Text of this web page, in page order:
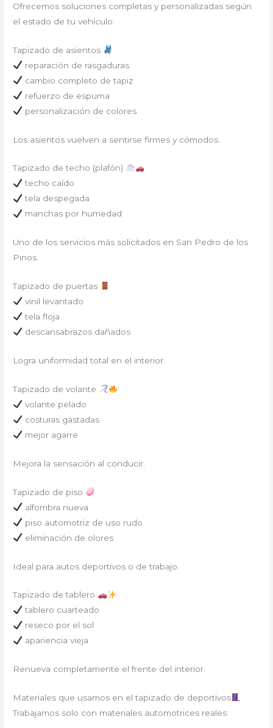
Ofrecemos soluciones completas y personalizadas según
el estado de tu vehículo.
Tapizado de asientos
reparación de rasgaduras
cambio completo de tapiz
refuerzo de espuma
personalización de colores
Los asientos vuelven a sentirse firmes y cómodos.
Tapizado de techo (plafón)
techo caído
tela despegada
manchas por humedad
Uno de los servicios más solicitados en San Pedro de los
Pinos.
Tapizado de puertas
vinil levantado
tela floja
descansabrazos dañados
Logra uniformidad total en el interior.
Tapizado de volante
volante pelado
costuras gastadas
mejor agarre
Mejora la sensación al conducir.
Tapizado de piso
alfombra nueva
piso automotriz de uso rudo
eliminación de olores
Ideal para autos deportivos o de trabajo.
Tapizado de tablero
tablero cuarteado
reseco por el sol
apariencia vieja
Renueva completamente el frente del interior.
Materiales que usamos en el tapizado de deportivos
Trabajamos solo con materiales automotrices reales: